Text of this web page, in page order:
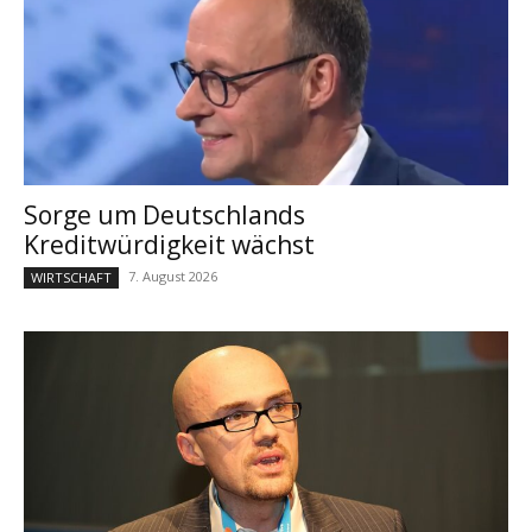
Sorge um Deutschlands
Kreditwürdigkeit wächst
WIRTSCHAFT 7. August 2026